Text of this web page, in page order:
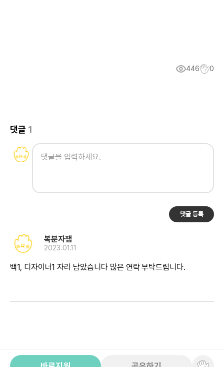
446 0
댓글 1
댓글 등록
복분자잼
2023.01.11
백1, 디자이너1 자리 남았습니다 많은 연락 부탁드립니다.